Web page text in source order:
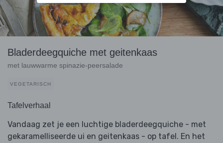
Bladerdeegquiche met geitenkaas
met lauwwarme spinazie-peersalade
VEGETARISCH
Tafelverhaal
Vandaag zet je een luchtige bladerdeegquiche - met
gekaramelliseerde ui en geitenkaas - op tafel. En het